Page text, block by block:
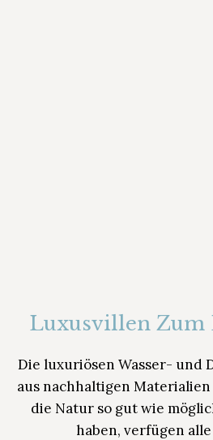
Luxusvillen Zum
Die luxuriösen Wasser- und
aus nachhaltigen
die Natur so gut wie
haben, verfügen